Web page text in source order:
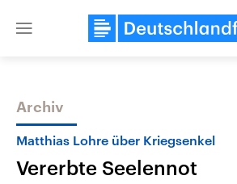
Close
Themen
Archiv
Matthias Lohre über Kriegsenkel
Vererbte Seelennot